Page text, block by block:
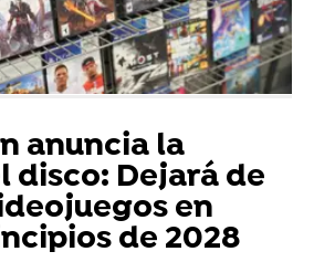
anuncia la
disco: Dejará de
en
de 2028